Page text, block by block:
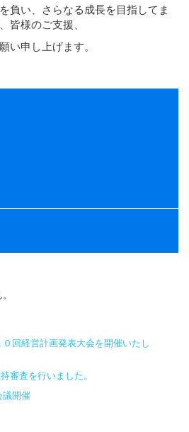
負い、さらなる成長を目指してま
皆様のご支援、
い申し上げます。
回経営計画発表大会を開催いたし
審査を行いました。
議開催